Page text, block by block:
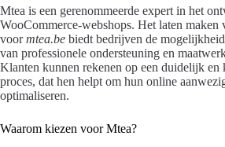
Mtea is een gerenommeerde expert in het
WooCommerce-webshops. Het laten maken
voormtea.be biedt bedrijven de
van professionele ondersteuning en
Klanten kunnen rekenen op een duidelijk en
proces, dat hen helpt om hun online
optimaliseren.
Waarom kiezen voor Mtea?